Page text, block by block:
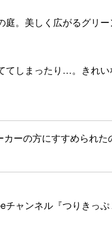
。美しく広がるグリー
てしまったり…。きれい
ーの方にすすめられた
チャンネル『つりきっぷ